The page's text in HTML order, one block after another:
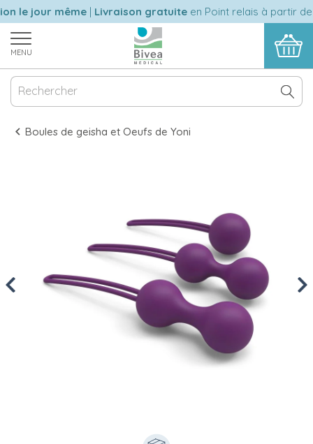
le jour même|Livraison gratuiteen Point relais à partir de
MENU
Boules de geisha et Oeufs de Yoni
Previous